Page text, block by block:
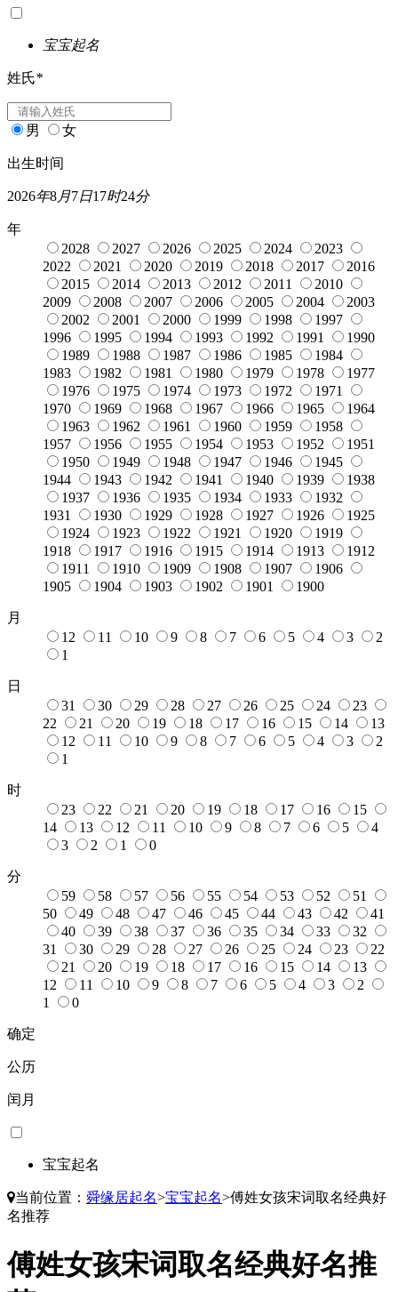
宝宝起名
姓氏*
男 女
出生时间
2026年8月7日17时24分
年
2028
2027 2026 2025 2024
2023
2022
2021 2020 2019 2018 2017
2016
2015
2014 2013 2012 2011
2010
2009
2008 2007 2006 2005 2004
2003
2002
2001 2000 1999 1998
1997
1996
1995 1994 1993 1992 1991
1990
1989
1988 1987 1986 1985
1984
1983
1982 1981 1980 1979 1978
1977
1976
1975 1974 1973 1972
1971
1970
1969 1968 1967 1966 1965
1964
1963
1962 1961 1960 1959
1958
1957
1956 1955 1954 1953 1952
1951
1950
1949 1948 1947 1946
1945
1944
1943 1942 1941 1940 1939
1938
1937
1936 1935 1934 1933
1932
1931
1930 1929 1928 1927 1926
1925
1924
1923 1922 1921 1920
1919
1918
1917 1916 1915 1914 1913
1912
1911
1910 1909 1908 1907
1906
1905
1904 1903 1902 1901 1900
月
12
11 10 9 8 7 6 5 4 3
2
1
日
31
30 29 28 27 26 25 24
23
22
21 20 19 18 17 16 15 14
13
12
11 10 9 8 7 6 5 4 3
2
1
时
23
22 21 20 19 18 17 16
15
14
13 12 11 10 9 8 7 6 5
4
3
2 1 0
分
59
58 57 56 55 54 53 52
51
50
49 48 47 46 45 44 43 42
41
40
39 38 37 36 35 34 33
32
31
30 29 28 27 26 25 24 23
22
21
20 19 18 17 16 15 14
13
12
11 10 9 8 7 6 5 4 3
2
1
0
确定
公历
闰月
宝宝起名
当前位置： 舜缘居起名>宝宝起名>傅姓女孩宋词取名经典好
名推荐
傅姓女孩宋词取名经典好名推